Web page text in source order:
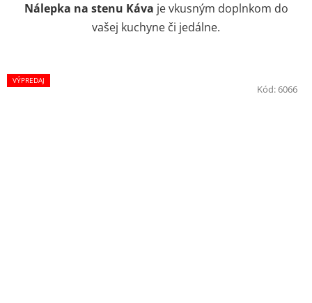
Nálepka na stenu Káva je vkusným doplnkom do
vašej kuchyne či jedálne.
VÝPREDAJ
Kód:6066